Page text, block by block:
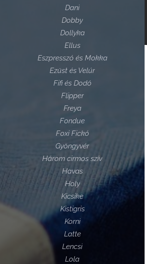
Dani
Dobby
Dollyka
Ellus
Eszpresszó és Mokka
Ezüst és Velúr
Fifi és Dodó
Flipper
Freya
Fondue
Foxi Fickó
Gyöngyvér
Három cirmos szív
Havas
Holy
Kicsike
Kistigris
Korni
Latte
Lencsi
Lola